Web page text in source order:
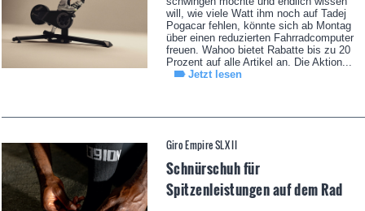
will, wie viele Watt ihm noch auf Tadej
Pogacar fehlen, könnte sich ab Montag
über einen reduzierten Fahrradcomputer
freuen. Wahoo bietet Rabatte bis zu 20
Prozent auf alle Artikel an. Die Aktion...
Jetzt lesen
Giro Empire SLX II
Schnürschuh für
Spitzenleistungen auf dem Rad